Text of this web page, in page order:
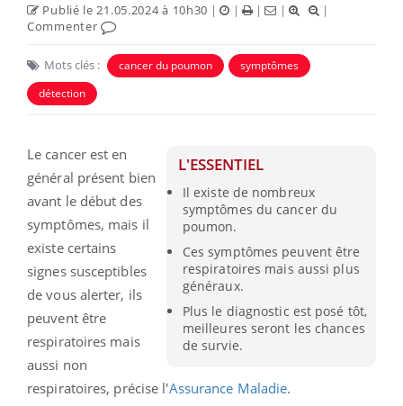
Publié le 21.05.2024 à 10h30 | | | |
|
Commenter
Mots clés : cancer du poumon
symptômes
détection
L'ESSENTIEL
Il existe de nombreux
symptômes du cancer du
poumon.
Ces symptômes peuvent être
respiratoires mais aussi plus
généraux.
Plus le diagnostic est posé tôt,
meilleures seront les chances
de survie.
Le cancer est en
général présent bien
avant le début des
symptômes, mais il
existe certains
signes susceptibles
de vous alerter, ils
peuvent être
respiratoires mais
aussi non
respiratoires, précise l'Assurance Maladie.